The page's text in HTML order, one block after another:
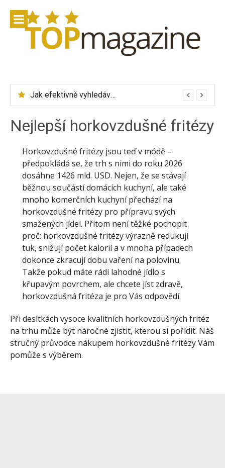
obsah
Jak efektivně vyhledávat letenky přes Skyscanner
Nejlepší horkovzdušné fritézy
Horkovzdušné fritézy jsou teď v módě –
předpokládá se, že trh s nimi do roku 2026
dosáhne 1426 mld. USD. Nejen, že se stávají
běžnou součástí domácích kuchyní, ale také
mnoho komerčních kuchyní přechází na
horkovzdušné fritézy pro přípravu svých
smažených jídel. Přitom není těžké pochopit
proč: horkovzdušné fritézy výrazně redukují
tuk, snižují počet kalorií a v mnoha případech
dokonce zkracují dobu vaření na polovinu.
Takže pokud máte rádi lahodné jídlo s
křupavým povrchem, ale chcete jíst zdravě,
horkovzdušná fritéza je pro Vás odpovědí.
Při desítkách vysoce kvalitních horkovzdušných fritéz
na trhu může být náročné zjistit, kterou si pořídit. Náš
stručný průvodce nákupem horkovzdušné fritézy Vám
pomůže s výběrem.